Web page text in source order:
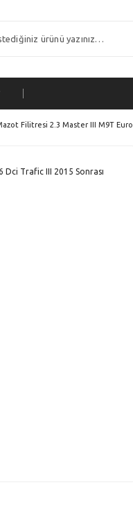
Filitresi 2.3 Master III M9T Euro